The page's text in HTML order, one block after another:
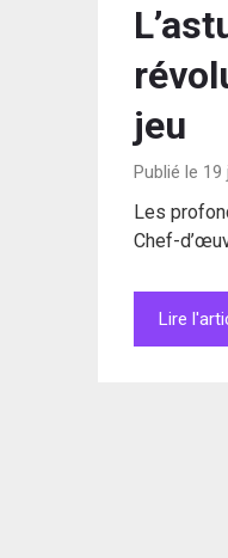
jeu
Publié le
Les
Chef-
Lire